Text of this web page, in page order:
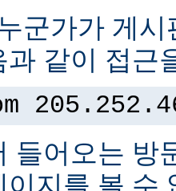
군가가 게
과 같이 접근
들어오는 방
이지를 볼 수